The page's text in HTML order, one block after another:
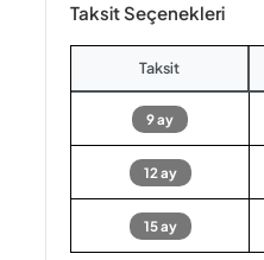
Taksit Seçenekleri
Taksit
9 ay
12 ay
15 ay